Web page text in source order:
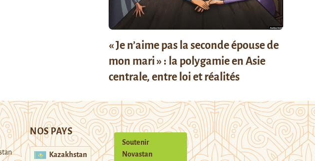
« Je n’aime pas la seconde épouse de
mon mari » : la polygamie en Asie
centrale, entre loi et réalités
NOS PAYS
Kazakhstan
Soutenir
Novastan